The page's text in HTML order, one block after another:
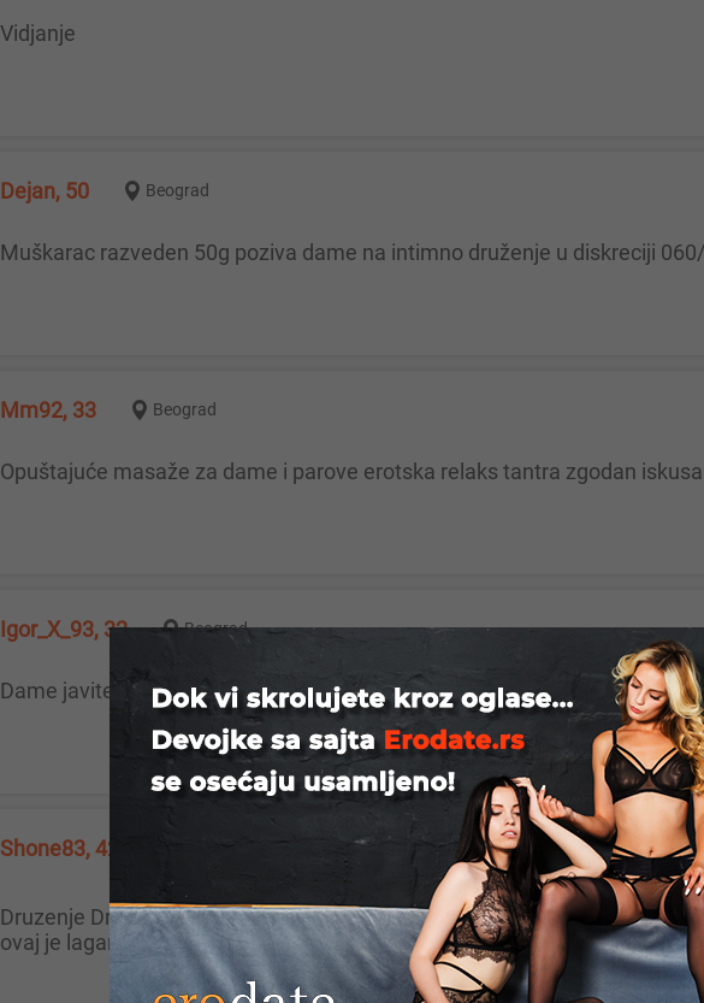
Vidjanje
Dejan, 50 Beograd
Muškarac razveden 50g poziva dame na intimno druženje u diskreciji
Mm92, 33 Beograd
Opuštajuće masaže za dame i parove erotska relaks tantra zgodan
Igor_X_93, 32 Beograd
Dame javite se za max diskretno druzenje zgodan obdaren napaljen
Shone83, 42
Druzenje Drugarica ili dve drugarice i ja u predstavi...smislicemo ime ali Moderator Cu biti ja... svesno napisao ovako da mislis
ovaj je lagan legende i mitovi,bajke...na ...